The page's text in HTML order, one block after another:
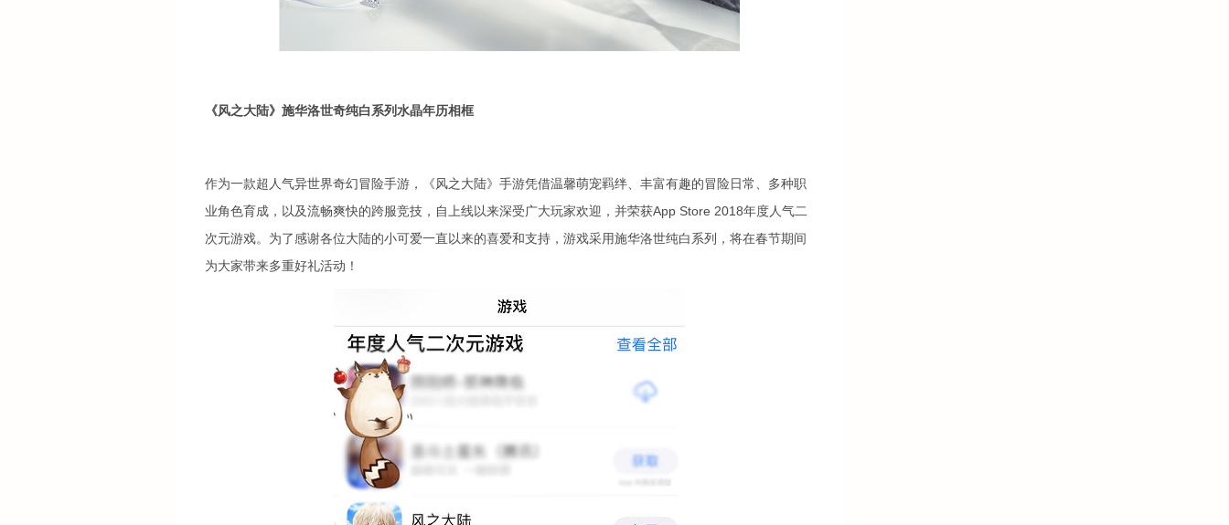
《风之大陆》施华洛世奇纯白系列水晶年历相框
作为一款超人气异世界奇幻冒险手游，《风之大陆》手游凭借温馨萌宠羁绊、丰富有趣的冒险日常、多种职
业角色育成，以及流畅爽快的跨服竞技，自上线以来深受广大玩家欢迎，并荣获App Store 2018年度人气二
次元游戏。为了感谢各位大陆的小可爱一直以来的喜爱和支持，游戏采用施华洛世纯白系列，将在春节期间
为大家带来多重好礼活动！